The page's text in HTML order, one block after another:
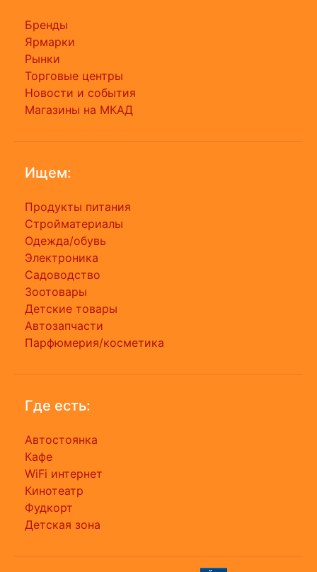
Бренды
Ярмарки
Рынки
Торговые центры
Новости и события
Магазины на МКАД
Ищем:
Продукты питания
Стройматериалы
Одежда/обувь
Электроника
Садоводство
Зоотовары
Детские товары
Автозапчасти
Парфюмерия/косметика
Где есть:
Автостоянка
Кафе
WiFi интернет
Кинотеатр
Фудкорт
Детская зона